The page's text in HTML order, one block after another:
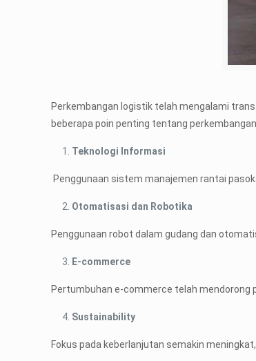
Perkembangan logistik telah mengalami
beberapa poin penting tentang
Teknologi Informasi
Penggunaan sistem manajemen rantai
Otomatisasi dan Robotika
Penggunaan robot dalam gudang dan
E-commerce
Pertumbuhan e-commerce telah
Sustainability
Fokus pada keberlanjutan semakin